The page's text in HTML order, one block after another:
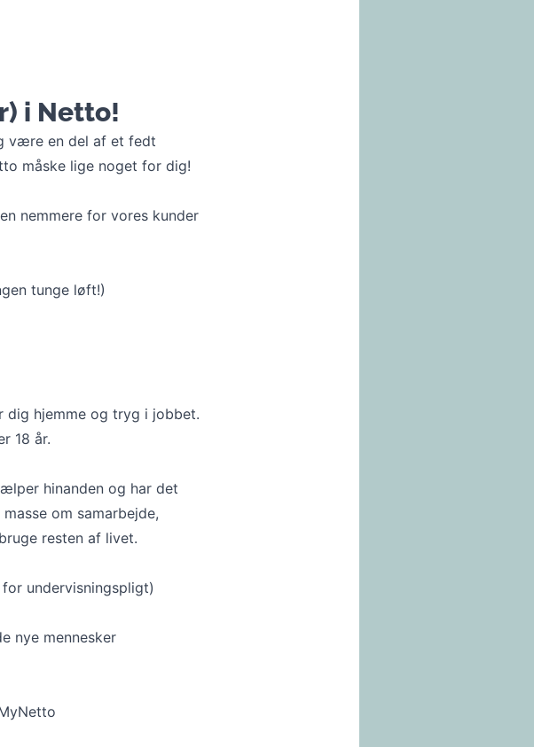
i Netto!
være en del af et fedt
måske lige noget for dig!
nemmere for vores kunder
tunge løft!)
hjemme og tryg i jobbet.
18 år.
hinanden og har det
om samarbejde,
resten af livet.
undervisningspligt)
nye mennesker